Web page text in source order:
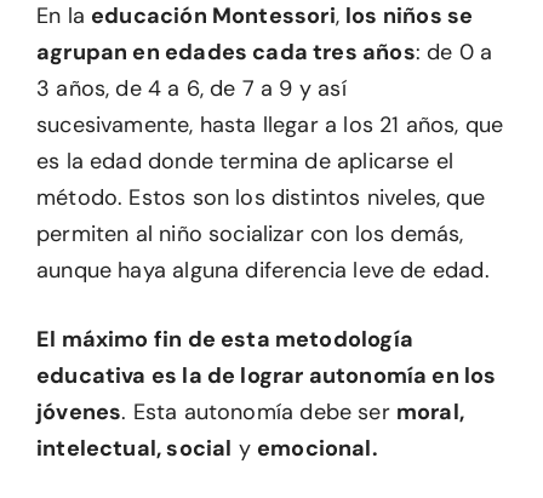
En la educación Montessori, los niños se
agrupan en edades cada tres años: de 0 a
3 años, de 4 a 6, de 7 a 9 y así
sucesivamente, hasta llegar a los 21 años, que
es la edad donde termina de aplicarse el
método. Estos son los distintos niveles, que
permiten al niño socializar con los demás,
aunque haya alguna diferencia leve de edad.
El máximo fin de esta metodología
educativa es la de lograr autonomía en los
jóvenes. Esta autonomía debe ser moral,
intelectual, social y emocional.